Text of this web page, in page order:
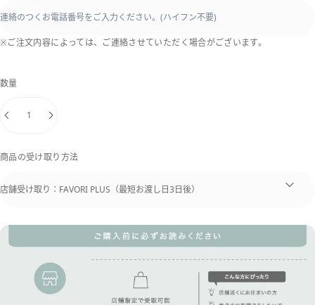
※ご注文内容によっては、ご連絡させていただく場合がございます。
数量
商品の受け取り方法